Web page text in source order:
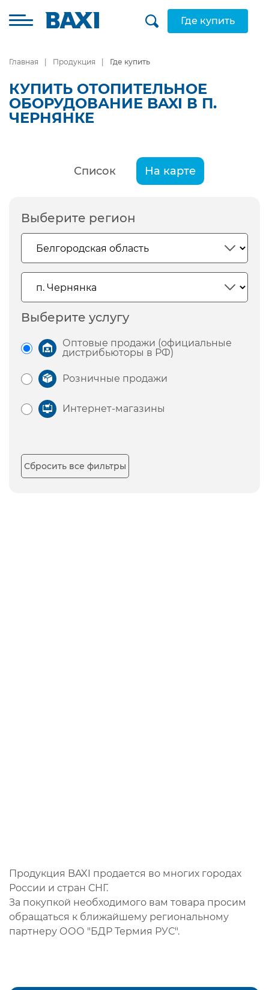
Где купить
Главная Продукция Где купить
КУПИТЬ ОТОПИТЕЛЬНОЕ
ОБОРУДОВАНИЕ BAXI В П.
ЧЕРНЯНКЕ
Список На карте
Выберите регион
Выберите услугу
Оптовые продажи (официальные
дистрибьюторы в РФ)
Розничные продажи
Интернет-магазины
Сбросить все фильтры
Продукция BAXI продается во многих городах
России и стран СНГ.
За покупкой необходимого вам товара просим
обращаться к ближайшему региональному
партнеру ООО "БДР Термия РУС".